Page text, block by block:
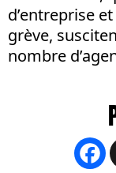
d’entreprise
grève,
nombre